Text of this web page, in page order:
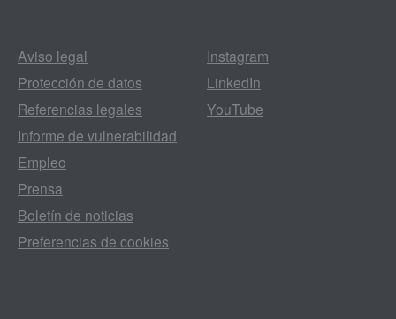
Aviso legal
Protección de datos
Referencias legales
Informe de vulnerabilidad
Empleo
Prensa
Boletín de noticias
Preferencias de cookies
Instagram
LinkedIn
YouTube